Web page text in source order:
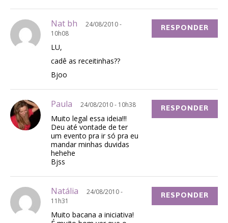
Nat bh
24/08/2010 -
10h08
LU,
cadê as receitinhas??
Bjoo
RESPONDER
Paula 24/08/2010 - 10h38
Muito legal essa ideia!!!
Deu até vontade de ter
um evento pra ir só pra eu
mandar minhas duvidas
hehehe
Bjss
RESPONDER
Natália
24/08/2010 -
11h31
Muito bacana a iniciativa!
RESPONDER